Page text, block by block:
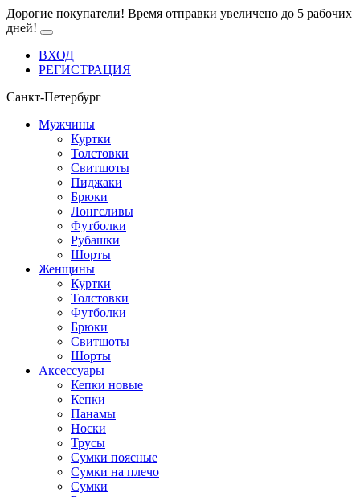
Дорогие покупатели! Время отправки увеличено до 5 рабочих
дней!
ВХОД
РЕГИСТРАЦИЯ
Санкт-Петербург
Мужчины
Куртки
Толстовки
Свитшоты
Пиджаки
Брюки
Лонгсливы
Футболки
Рубашки
Шорты
Женщины
Куртки
Толстовки
Футболки
Брюки
Свитшоты
Шорты
Аксессуары
Кепки новые
Кепки
Панамы
Носки
Трусы
Сумки поясные
Сумки на плечо
Сумки